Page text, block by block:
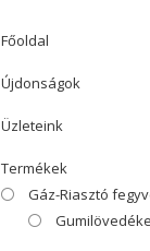
Főoldal
Újdonságok
Üzleteink
Termékek
Gáz-Riasztó